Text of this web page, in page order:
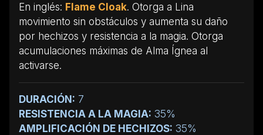
En inglés: Flame Cloak. Otorga a Lina
movimiento sin obstáculos y aumenta su daño
por hechizos y resistencia a la magia. Otorga
acumulaciones máximas de Alma Ígnea al
activarse.
DURACIÓN: 7
RESISTENCIA A LA MAGIA: 35%
AMPLIFICACIÓN DE HECHIZOS: 35%